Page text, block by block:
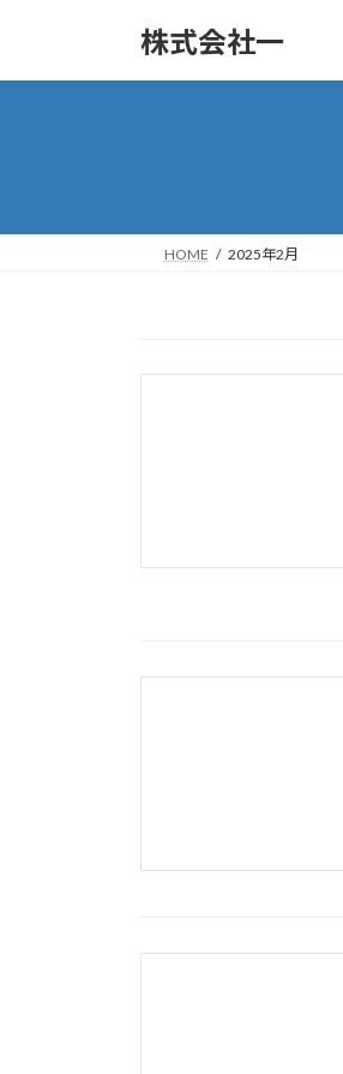
株式会社一
HOME 2025年2月